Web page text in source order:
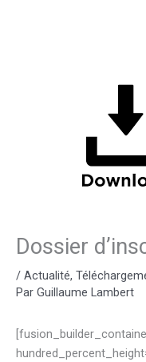
Dossier
/ Actualité,
Par Guillaume Lambert